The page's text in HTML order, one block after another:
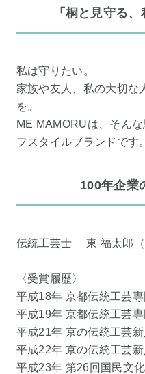
「桐と見守る
私は守りたい。
家族や友人、私の大切な
を。
ME MAMORUは、そん
フスタイルブランドです。
100年企業
伝統工芸士 東 福太郎（
〈受賞履歴〉
平成18年 京都伝統工芸
平成19年 京都伝統工芸
平成21年 京の伝統工芸
平成22年 京の伝統工芸
平成23年 第26回国民文